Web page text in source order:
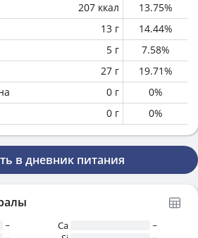
207 ккал 13.75%
13 г 14.44%
5 г 7.58%
27 г 19.71%
0 г 0%
0 г 0%
в дневник питания
~
Ca
~